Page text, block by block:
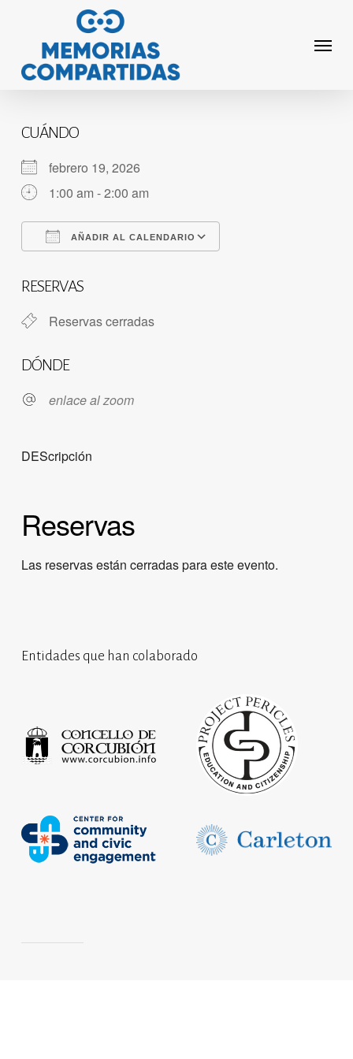
contenido
principal
CUÁNDO
febrero 19, 2026
1:00 am - 2:00 am
AÑADIR AL CALENDARIO
RESERVAS
Reservas cerradas
DÓNDE
enlace al zoom
DEScripción
Reservas
Las reservas están cerradas para este evento.
Entidades que han colaborado